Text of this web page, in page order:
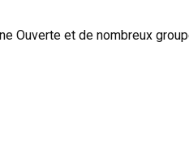
Ouverte et de nombreux